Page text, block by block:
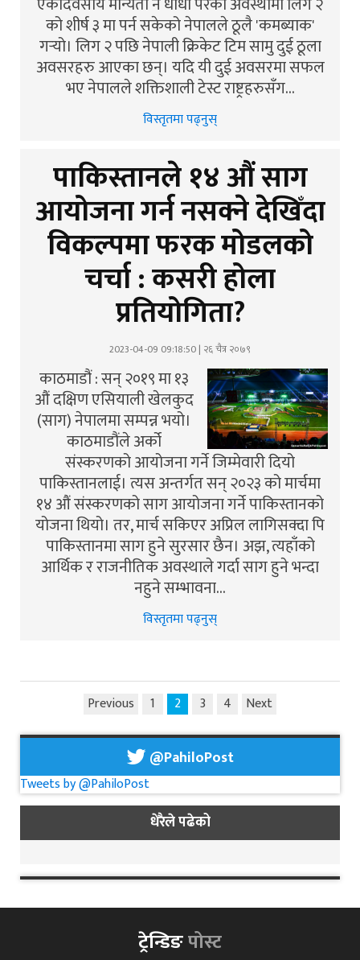
को शीर्ष ३ मा पर्न सकेको नेपालले ठूलै 'कमब्याक'
गर्‍यो। लिग २ पछि नेपाली क्रिकेट टिम सामु दुई ठूला
अवसरहरु आएका छन्। यदि यी दुई अवसरमा सफल
भए नेपालले शक्तिशाली टेस्ट राष्ट्रहरुसँग…
विस्तृतमा पढ्नुस्
पाकिस्तानले १४ औं साग
आयोजना गर्न नसक्ने देखिँदा
विकल्पमा फरक मोडलको
चर्चा : कसरी होला
प्रतियोगिता?
2023-04-09 09:18:50 | २६ चैत्र २०७९
काठमाडौं : सन् २०१९ मा १३
औं दक्षिण एसियाली खेलकुद
(साग) नेपालमा सम्पन्न भयो।
काठमाडौंले अर्को
संस्करणको आयोजना गर्ने जिम्मेवारी दियो
पाकिस्तानलाई। त्यस अन्तर्गत सन् २०२३ को मार्चमा
१४ औं संस्करणको साग आयोजना गर्ने पाकिस्तानको
योजना थियो। तर, मार्च सकिएर अप्रिल लागिसक्दा पि
पाकिस्तानमा साग हुने सुरसार छैन। अझ, त्यहाँको
आर्थिक र राजनीतिक अवस्थाले गर्दा साग हुने भन्दा
नहुने सम्भावना…
विस्तृतमा पढ्नुस्
Previous 1 2 3 4 Next
@PahiloPost
Tweets by @PahiloPost
धेरैले पढेको
ट्रेन्डिङपोस्ट